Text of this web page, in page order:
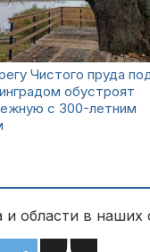
Чистого пруда
обустроят
с 300-летним
области в наших